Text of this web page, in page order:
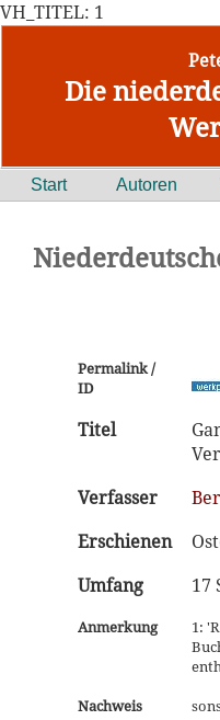
VH_TITEL: 1
Die
Start Autoren
Permalink /
ID
Titel
Verfasser
Erschienen
Umfang
17
Anmerkung
1:
Nachweis